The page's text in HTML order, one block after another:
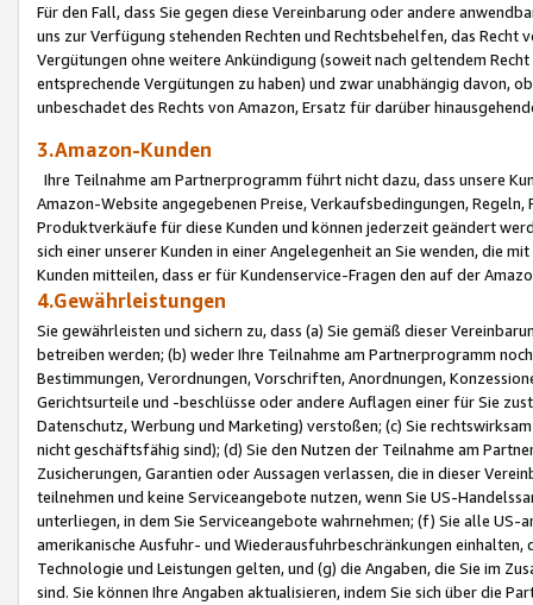
Für den Fall, dass Sie gegen diese Vereinbarung oder andere
uns zur Verfügung stehenden Rechten und Rechtsbehelfen, das
Vergütungen ohne weitere Ankündigung (soweit nach geltendem
entsprechende Vergütungen zu haben) und zwar unabhängig davon,
unbeschadet des Rechts von Amazon, Ersatz für darüber
3.Amazon-Kunden
Ihre Teilnahme am Partnerprogramm führt nicht dazu, dass unsere
Amazon-Website angegebenen Preise, Verkaufsbedingungen,
Produktverkäufe für diese Kunden und können jederzeit geändert
sich einer unserer Kunden in einer Angelegenheit an Sie wenden, die
Kunden mitteilen, dass er für Kundenservice-Fragen den auf der
4.Gewährleistungen
Sie gewährleisten und sichern zu, dass (a) Sie gemäß dieser
betreiben werden; (b) weder Ihre Teilnahme am Partnerprogramm
Bestimmungen, Verordnungen, Vorschriften, Anordnungen,
Gerichtsurteile und -beschlüsse oder andere Auflagen einer für Sie
Datenschutz, Werbung und Marketing) verstoßen; (c) Sie
nicht geschäftsfähig sind); (d) Sie den Nutzen der Teilnahme am
Zusicherungen, Garantien oder Aussagen verlassen, die in dieser
teilnehmen und keine Serviceangebote nutzen, wenn Sie US-
unterliegen, in dem Sie Serviceangebote wahrnehmen; (f) Sie alle
amerikanische Ausfuhr- und Wiederausfuhrbeschränkungen
Technologie und Leistungen gelten, und (g) die Angaben, die Sie im
sind. Sie können Ihre Angaben aktualisieren, indem Sie sich über die